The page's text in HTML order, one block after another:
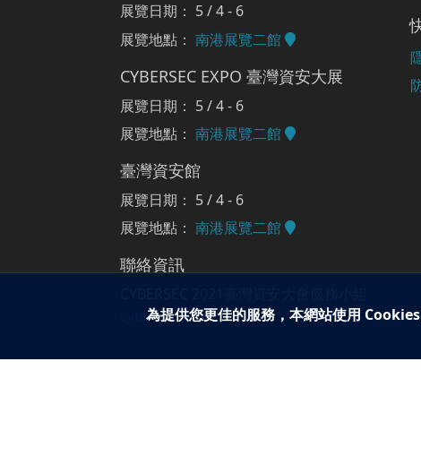
為提供您更佳的服務，本網站使用
展覽日期： 5 / 4 - 6
展覽地點：南港展覽二館
CYBERSEC EXPO 臺灣資安大展
展覽日期： 5 / 4 - 6
展覽地點：南港展覽二館
臺灣資安館
展覽日期： 5 / 4 - 6
展覽地點：南港展覽二館
聯絡資訊
cybersec@ithome.tw